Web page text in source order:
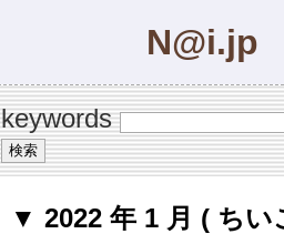
N@i.jp
keywords
▼ 2022 年 1 月 ( ちい